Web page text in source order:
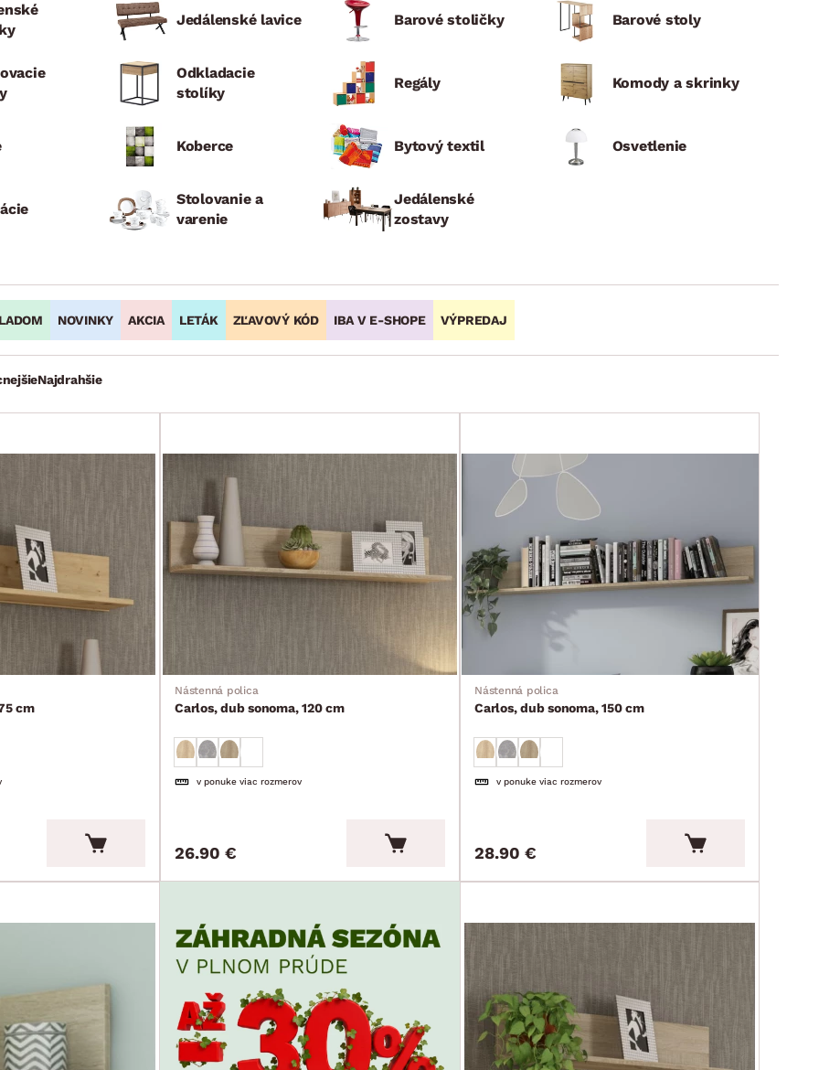
Jedálenské lavice Barové stoličky Barové stoly
Odkladacie
stolíky
Regály Komody a skrinky
Koberce Bytový textil Osvetlenie
Stolovanie a
varenie
Jedálenské
zostavy
NOVINKY AKCIA LETÁK ZĽAVOVÝ KÓD IBA V E-SHOPE VÝPREDAJ
Najdrahšie
cm
Nástenná polica
Carlos, dub sonoma, 120 cm
v ponuke viac rozmerov
26.90 €
Nástenná polica
Carlos, dub sonoma, 150 cm
v ponuke viac rozmerov
28.90 €